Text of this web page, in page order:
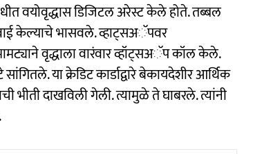
वयोवृद्धास डिजिटल अरेस्ट केले होते. तब्बल
केल्याचे भासवले. व्हाट्सअॅपवर
वृद्धाला वारंवार व्हॉट्सअॅप कॉल केले.
या क्रेडिट कार्डाद्वारे बेकायदेशीर आर्थिक
भीती दाखविली गेली. त्यामुळे ते घाबरले. त्यांनी